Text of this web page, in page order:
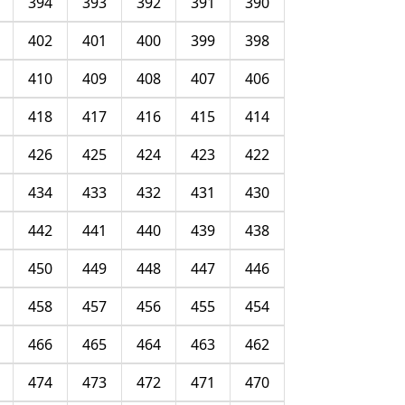
398
399
400
401
402
406
407
408
409
410
414
415
416
417
418
422
423
424
425
426
430
431
432
433
434
438
439
440
441
442
446
447
448
449
450
454
455
456
457
458
462
463
464
465
466
470
471
472
473
474